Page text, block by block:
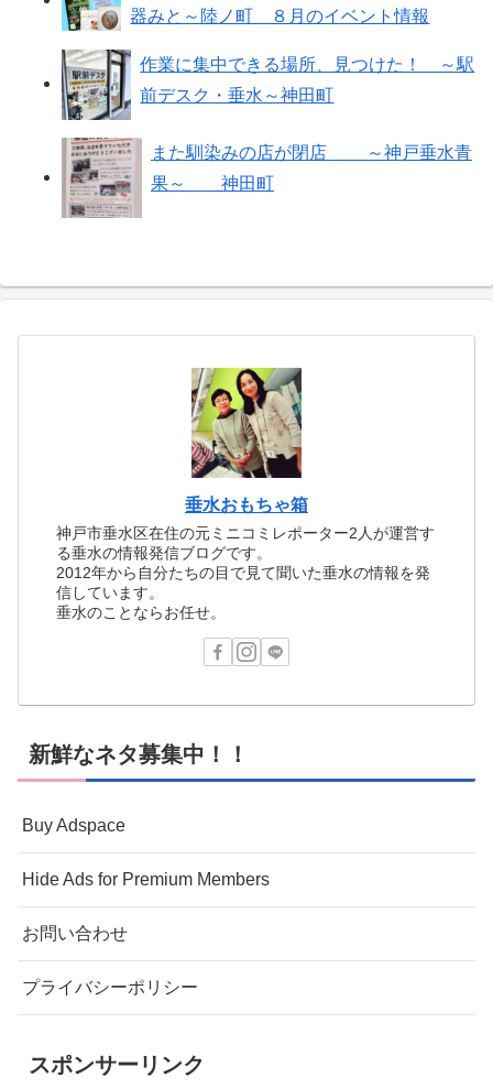
器みと～陸ノ町 ８月のイベント情報
作業に集中できる場所、見つけた！ ～駅
前デスク・垂水～神田町
また馴染みの店が閉店 ～神戸垂水青
果～ 神田町
垂水おもちゃ箱
神戸市垂水区在住の元ミニコミレポーター2人が運営す
る垂水の情報発信ブログです。
2012年から自分たちの目で見て聞いた垂水の情報を発
信しています。
垂水のことならお任せ。
新鮮なネタ募集中！！
Buy Adspace
Hide Ads for Premium Members
お問い合わせ
プライバシーポリシー
スポンサーリンク